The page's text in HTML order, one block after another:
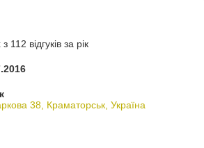
112 відгуків за рік
38, Краматорськ, Україна